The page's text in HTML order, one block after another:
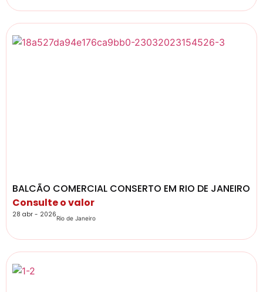
BALCÃO COMERCIAL CONSERTO EM RIO DE JANEIRO
Consulte o valor
28 abr - 2026Rio de Janeiro